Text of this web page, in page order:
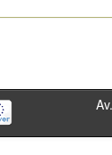
Av. Sete